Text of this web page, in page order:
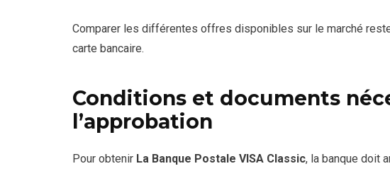
Comparer les différentes offres disponibles sur le marché
carte bancaire.
Conditions et documents
l’approbation
Pour obtenir La Banque Postale VISA Classic, la banque doit